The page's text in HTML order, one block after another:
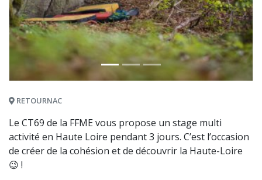
RETOURNAC
Le CT69 de la FFME vous propose un stage multi
activité en Haute Loire pendant 3 jours. C’est l’occasion
de créer de la cohésion et de découvrir la Haute-Loire
😉 !